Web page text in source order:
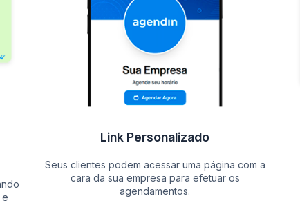
e
Link Personalizado
Seus clientes podem acessar uma página com a
cara da sua empresa para efetuar os
agendamentos.